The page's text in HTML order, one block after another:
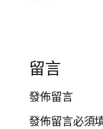
留言
發佈留言
發佈留言必須